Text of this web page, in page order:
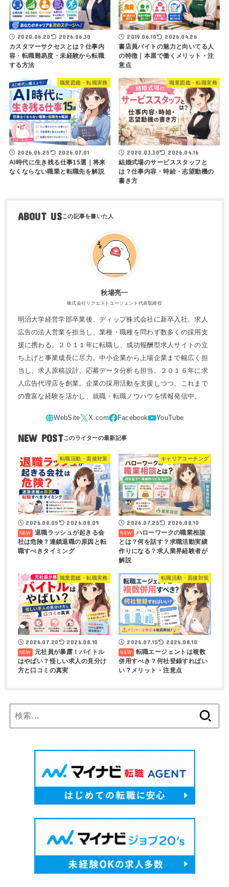
2020.06.20 2026.06.30
カスタマーサクセスとは？仕事内
容・転職難易度・未経験から転職
する方法
2019.06.10 2026.04.26
書店員バイトの魅力と向いてる人
の特徴｜本屋で働くメリット・注
意点
職業図鑑・転職実務
2026.06.25 2026.07.01
AI時代に生き残る仕事15選｜将来
なくならない職業と転職先を解説
職業図鑑・転職実務
2020.03.30 2026.04.16
結婚式場のサービススタッフと
は？仕事内容・時給・志望動機の
書き方
ABOUT US
秋場亮一
株式会社リクエストエージェント代表取締役
明治大学経営学部卒業後、ディップ株式会社に新卒入社。求人
広告の法人営業を担当し、業種・職種を問わず数多くの採用支
援に携わる。２０１１年に転職し、成功報酬型求人サイトの立
ち上げと事業成長に尽力。中小企業から上場企業まで幅広く担
当し、求人原稿設計、応募データ分析も担当。２０１６年に求
人広告代理店を創業。企業の採用活動を支援しつつ、これまで
の豊富な経験を活かし、就職・転職ノウハウを情報発信中。
NEW POST
転職活動・面接対策
2026.08.05 2026.08.09
退職ラッシュが起きる会
社は危険？連鎖退職の原因と転
職すべきタイミング
キャリアコーチング
2026.07.25 2026.08.10
ハローワークの職業相談
とは？何を話す？求職活動実績
作りになる？求人業界経験者が
解説
職業図鑑・転職実務
2026.07.20 2026.08.10
元社員が暴露！バイトル
はやばい？怪しい求人の見分け
方と口コミの真実
転職活動・面接対策
2026.07.15 2026.08.10
転職エージェントは複数
併用すべき？何社登録すればい
い？メリット・注意点
索: